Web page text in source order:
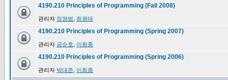
4190.210 Principles of Programming (Fall 2008)
관리자 정영범 최원태
4190.210 Principles of Programming (Spring 2007)
관리자 공순호 이희종
4190.210 Principles of Programming (Spring 2006)
관리자 박대준 이희종